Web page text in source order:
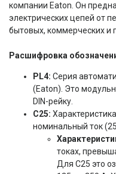
компании Eaton. Он
электрических цепей от
бытовых, коммерческих и
Расшифровка
PL4: Серия
(Eaton). Это
DIN-рейку.
C25:
номинальный ток
токах,
Для C25 это